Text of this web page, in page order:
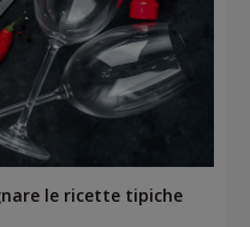
le ricette tipiche